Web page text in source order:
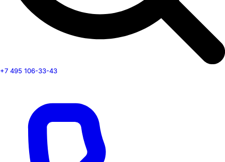
+7 495 106-33-43